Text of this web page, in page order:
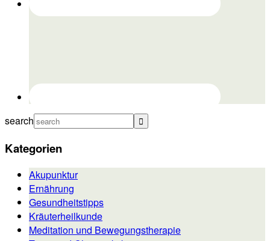
search
Kategorien
Akupunktur
Ernährung
Gesundheitstipps
Kräuterheilkunde
Meditation und Bewegungstherapie